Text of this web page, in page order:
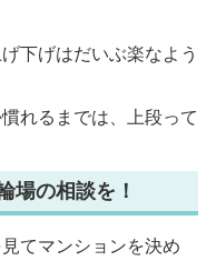
下げはだいぶ楽なよう
れるまでは、上段って
場の相談を！
てマンションを決め